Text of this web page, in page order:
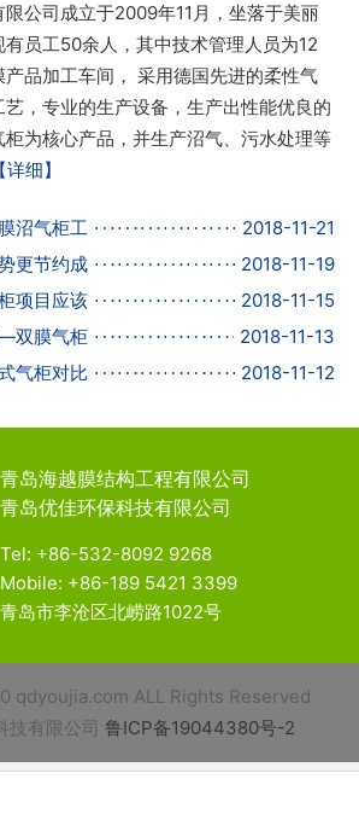
公司成立于2009年11月，坐落于美丽
员工50余人，其中技术管理人员为12
产品加工车间， 采用德国先进的柔性气
，专业的生产设备，生产出性能优良的
为核心产品，并生产沼气、污水处理等
【详细】
沼气柜工
2018-11-21
更节约成
2018-11-19
项目应该
2018-11-15
双膜气柜
2018-11-13
气柜对比
2018-11-12
青岛海越膜结构工程有限公司
青岛优佳环保科技有限公司
Tel: +86-532-8092 9268
Mobile: +86-189 5421 3399
青岛市李沧区北崂路1022号
qdyoujia.com ALL Rights Reserved
技有限公司 鲁ICP备19044380号-2